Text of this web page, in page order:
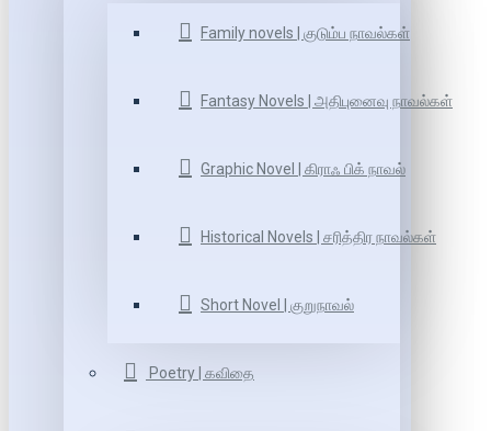
Family novels | குடும்ப நாவல்கள்
Fantasy Novels | அதிபுனைவு நாவல்கள்
Graphic Novel | கிராஃ பிக் நாவல்
Historical Novels | சரித்திர நாவல்கள்
Short Novel | குறுநாவல்
Poetry | கவிதை